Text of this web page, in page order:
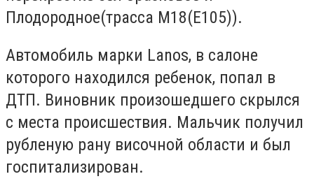
Плодородное(трасса М18(Е105)).
Автомобиль марки Lanos, в салоне
которого находился ребенок, попал в
ДТП. Виновник произошедшего скрылся
с места происшествия. Мальчик получил
рубленую рану височной области и был
госпитализирован.